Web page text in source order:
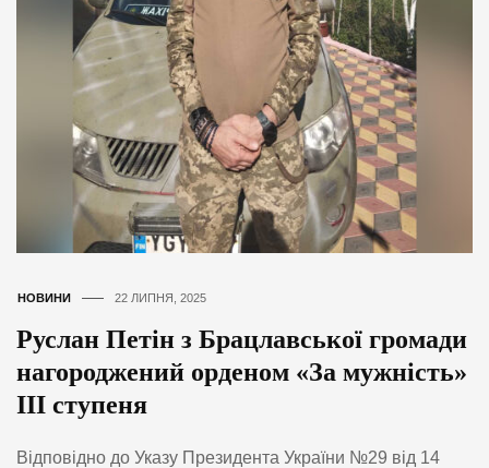
НОВИНИ 22 ЛИПНЯ, 2025
Руслан Петін з Брацлавської громади
нагороджений орденом «За мужність»
III ступеня
Відповідно до Указу Президента України №29 від 14